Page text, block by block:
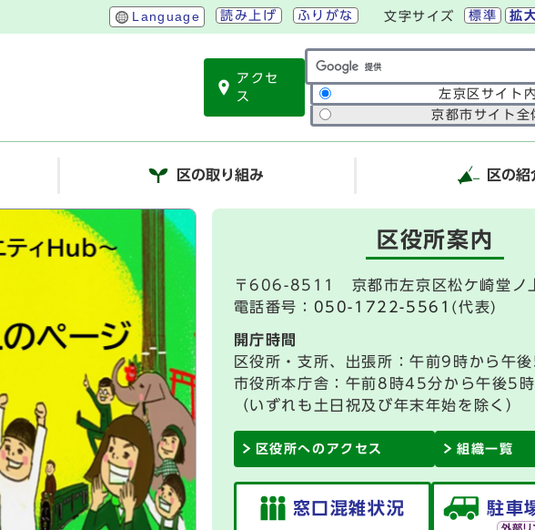
Language 読み上げ ふりがな 文字サイズ 標準 拡
アクセ
ス
サイト内検索の範囲 左京区サイト内
京都市サイト全
区の取り組み 区の紹
役所からのお
区役所案内
〒606-8511 京都市左京区松ケ崎堂ノ
電話番号： 050-1722-5561 (代表)
開庁時間
区役所・支所、出張所：午前9時から午
市役所本庁舎：午前8時45分から午後5
（いずれも土日祝及び年末年始を除く）
区役所へのアクセス 組織一覧
窓口混雑状況 駐車